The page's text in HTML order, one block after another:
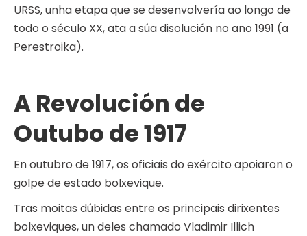
URSS, unha etapa que se desenvolvería ao longo de
todo o século XX, ata a súa disolución no ano 1991 (a
Perestroika).
A Revolución de
Outubo de 1917
En outubro de 1917, os oficiais do exército apoiaron o
golpe de estado bolxevique.
Tras moitas dúbidas entre os principais dirixentes
bolxeviques, un deles chamado Vladimir Illich